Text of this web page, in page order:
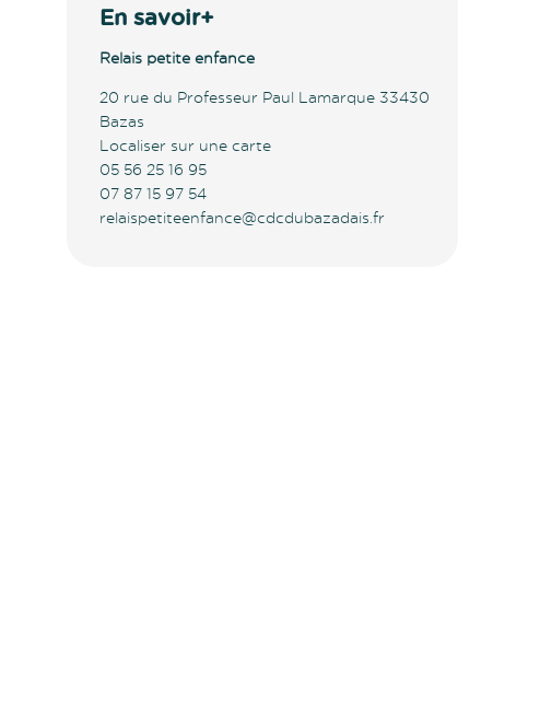
En savoir+
Relais petite enfance
20 rue du Professeur Paul Lamarque 33430
Bazas
Localiser sur une carte
05 56 25 16 95
07 87 15 97 54
relaispetiteenfance@cdcdubazadais.fr